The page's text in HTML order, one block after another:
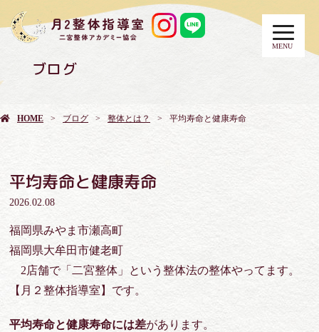
MENU
ブログ
HOME ブログ 整体とは？ 平均寿命と健康寿命
平均寿命と健康寿命
2026.02.08
福岡県みやま市瀬高町
福岡県大牟田市健老町
2店舗で「二宮整体」という整体法の整体やってます。
【月２整体指導室】です。
平均寿命と健康寿命には差があります。